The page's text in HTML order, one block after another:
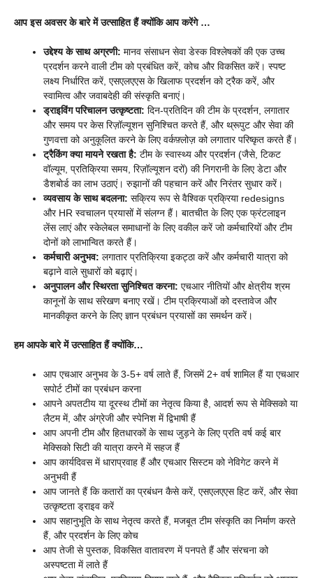
आप इस अवसर के बारे में उत्साहित हैं क्योंकि आप करेंगे …
उद्देश्य के साथ अग्रणी: मानव संसाधन सेवा डेस्क विश्लेषकों की एक उच्च
प्रदर्शन करने वाली टीम को प्रबंधित करें, कोच और विकसित करें। स्पष्ट
लक्ष्य निर्धारित करें, एसएलएएस के खिलाफ प्रदर्शन को ट्रैक करें, और
स्वामित्व और जवाबदेही की संस्कृति बनाएं।
ड्राइविंग परिचालन उत्कृष्टता: दिन-प्रतिदिन की टीम के प्रदर्शन, लगातार
और समय पर केस रिज़ॉल्यूशन सुनिश्चित करते हैं, और थ्रूपुट और सेवा की
गुणवत्ता को अनुकूलित करने के लिए वर्कफ़्लोज़ को लगातार परिष्कृत करते हैं।
ट्रैकिंग क्या मायने रखता है: टीम के स्वास्थ्य और प्रदर्शन (जैसे, टिकट
वॉल्यूम, प्रतिक्रिया समय, रिज़ॉल्यूशन दरों) की निगरानी के लिए डेटा और
डैशबोर्ड का लाभ उठाएं। रुझानों की पहचान करें और निरंतर सुधार करें।
व्यवसाय के साथ बदलना: सक्रिय रूप से वैश्विक प्रक्रिया redesigns
और HR स्वचालन प्रयासों में संलग्न हैं। बातचीत के लिए एक फ्रंटलाइन
लेंस लाएं और स्केलेबल समाधानों के लिए वकील करें जो कर्मचारियों और टीम
दोनों को लाभान्वित करते हैं।
कर्मचारी अनुभव: लगातार प्रतिक्रिया इकट्ठा करें और कर्मचारी यात्रा को
बढ़ाने वाले सुधारों को बढ़ाएं।
अनुपालन और स्थिरता सुनिश्चित करना: एचआर नीतियों और क्षेत्रीय श्रम
कानूनों के साथ संरेखण बनाए रखें। टीम प्रक्रियाओं को दस्तावेज और
मानकीकृत करने के लिए ज्ञान प्रबंधन प्रयासों का समर्थन करें।
हम आपके बारे में उत्साहित हैं क्योंकि…
आप एचआर अनुभव के 3-5+ वर्ष लाते हैं, जिसमें 2+ वर्ष शामिल हैं या एचआर
सपोर्ट टीमों का प्रबंधन करना
आपने अपतटीय या दूरस्थ टीमों का नेतृत्व किया है, आदर्श रूप से मेक्सिको या
लैटम में, और अंग्रेजी और स्पेनिश में द्विभाषी हैं
आप अपनी टीम और हितधारकों के साथ जुड़ने के लिए प्रति वर्ष कई बार
मेक्सिको सिटी की यात्रा करने में सहज हैं
आप कार्यदिवस में धाराप्रवाह हैं और एचआर सिस्टम को नेविगेट करने में
अनुभवी हैं
आप जानते हैं कि कतारों का प्रबंधन कैसे करें, एसएलएएस हिट करें, और सेवा
उत्कृष्टता ड्राइव करें
आप सहानुभूति के साथ नेतृत्व करते हैं, मजबूत टीम संस्कृति का निर्माण करते
हैं, और प्रदर्शन के लिए कोच
आप तेजी से पुस्तक, विकसित वातावरण में पनपते हैं और संरचना को
अस्पष्टता में लाते हैं